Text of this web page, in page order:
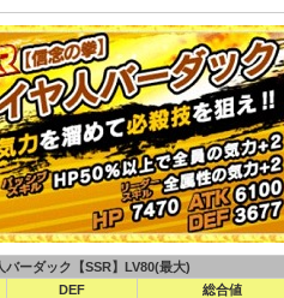
バーダック【SSR】LV80(最大)
DEF
総合値